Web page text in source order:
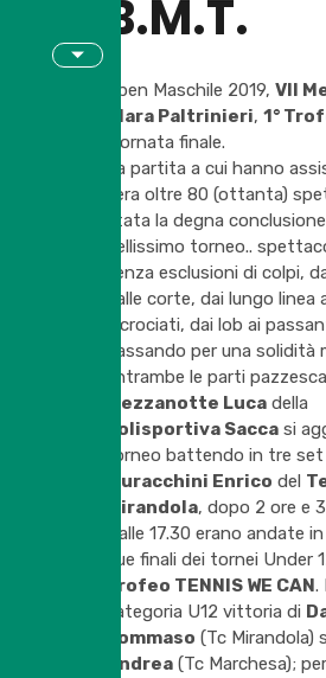
B.M.T.
Open Maschile 2019, VII
Clara Paltrinieri, 1°
giornata finale.
La partita a cui hanno
sera oltre 80 (ottanta)
stata la degna
bellissimo torneo..
senza esclusioni di colpi,
palle corte, dai lungo linea
incrociati, dai lob ai
passando per una
entrambe le parti
Mezzanotte Luca della
Polisportiva Sacca si
torneo battendo in tre set
Muracchini Enrico del
Mirandola, dopo 2 ore e
Dalle 17.30 erano andate
due finali dei tornei Under
Trofeo TENNIS WE CAN.
categoria U12 vittoria di
Tommaso (Tc Mirandola)
Andrea (Tc Marchesa);